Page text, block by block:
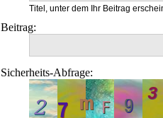
Titel, unter dem Ihr Beitrag
Beitrag:
Sicherheits-Abfrage: